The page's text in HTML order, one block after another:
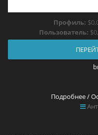
Профиль:
Пользователь:
Подробнее /